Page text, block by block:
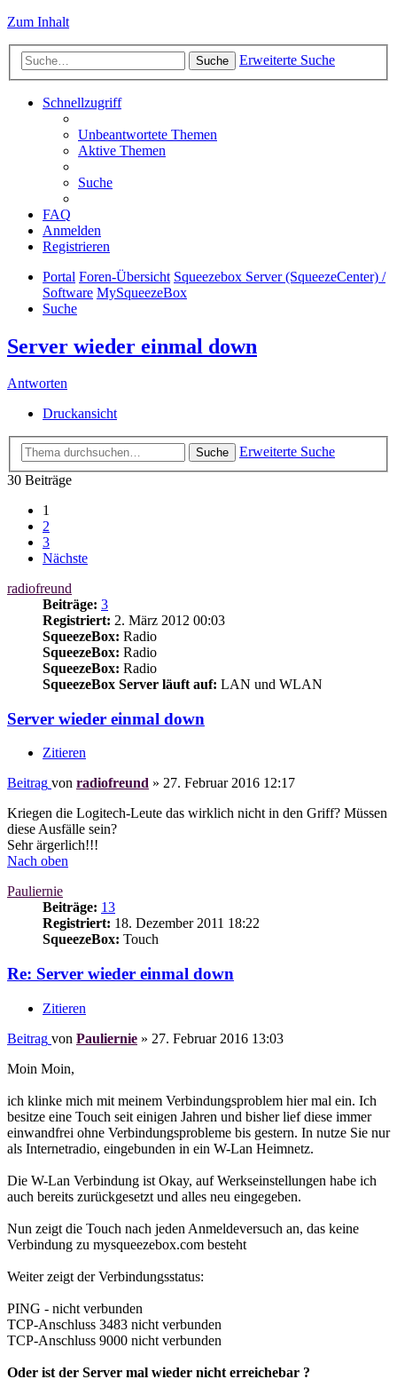
Zum Inhalt
Suche Erweiterte Suche
Schnellzugriff
Unbeantwortete Themen
Aktive Themen
Suche
FAQ
Anmelden
Registrieren
Portal Foren-Übersicht Squeezebox Server (SqueezeCenter) /
Software MySqueezeBox
Suche
Server wieder einmal down
Antworten
Druckansicht
Suche
Erweiterte Suche
30 Beiträge
1
2
3
Nächste
radiofreund
Beiträge: 3
Registriert: 2. März 2012 00:03
SqueezeBox: Radio
SqueezeBox: Radio
SqueezeBox: Radio
SqueezeBox Server läuft auf: LAN und WLAN
Server wieder einmal down
Zitieren
Beitrag von radiofreund » 27. Februar 2016 12:17
Kriegen die Logitech-Leute das wirklich nicht in den Griff? Müssen
diese Ausfälle sein?
Sehr ärgerlich!!!
Nach oben
Pauliernie
Beiträge: 13
Registriert: 18. Dezember 2011 18:22
SqueezeBox: Touch
Re: Server wieder einmal down
Zitieren
Beitrag von Pauliernie » 27. Februar 2016 13:03
Moin Moin,
ich klinke mich mit meinem Verbindungsproblem hier mal ein. Ich
besitze eine Touch seit einigen Jahren und bisher lief diese immer
einwandfrei ohne Verbindungsprobleme bis gestern. In nutze Sie nur
als Internetradio, eingebunden in ein W-Lan Heimnetz.
Die W-Lan Verbindung ist Okay, auf Werkseinstellungen habe ich
auch bereits zurückgesetzt und alles neu eingegeben.
Nun zeigt die Touch nach jeden Anmeldeversuch an, das keine
Verbindung zu mysqueezebox.com besteht
Weiter zeigt der Verbindungsstatus:
PING - nicht verbunden
TCP-Anschluss 3483 nicht verbunden
TCP-Anschluss 9000 nicht verbunden
Oder ist der Server mal wieder nicht erreichebar ?